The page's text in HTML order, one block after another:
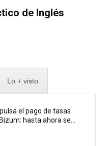
de Inglés
Lo + visto
el pago de tasas
hasta ahora se...